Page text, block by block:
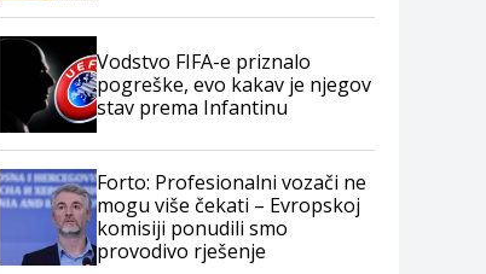
Vodstvo FIFA-e priznalo
pogreške, evo kakav je njegov
stav prema Infantinu
Forto: Profesionalni vozači ne
mogu više čekati – Evropskoj
komisiji ponudili smo
provodivo rješenje